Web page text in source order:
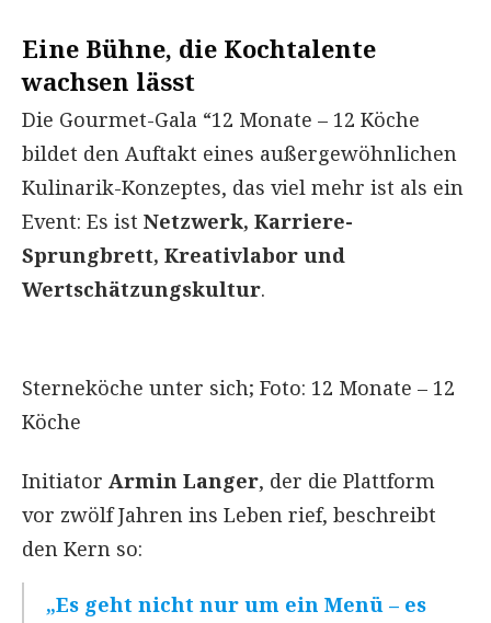
Eine Bühne, die Kochtalente
wachsen lässt
Die Gourmet-Gala “12 Monate – 12 Köche
bildet den Auftakt eines außergewöhnlichen
Kulinarik-Konzeptes, das viel mehr ist als ein
Event: Es ist Netzwerk, Karriere-
Sprungbrett, Kreativlabor und
Wertschätzungskultur.
Sterneköche unter sich; Foto: 12 Monate – 12
Köche
Initiator Armin Langer, der die Plattform
vor zwölf Jahren ins Leben rief, beschreibt
den Kern so:
„Es geht nicht nur um ein Menü – es